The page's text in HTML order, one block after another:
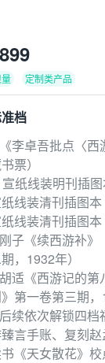
定制类产品
档
李卓吾批点〈西
票）
纸线装明刊插
线装清刊插图
线装清刊插图
子《续西游补》
，1932年）
适《西游记的第
第一卷第三期，
续依次解锁四档
言手账、复刻
《天女散花》